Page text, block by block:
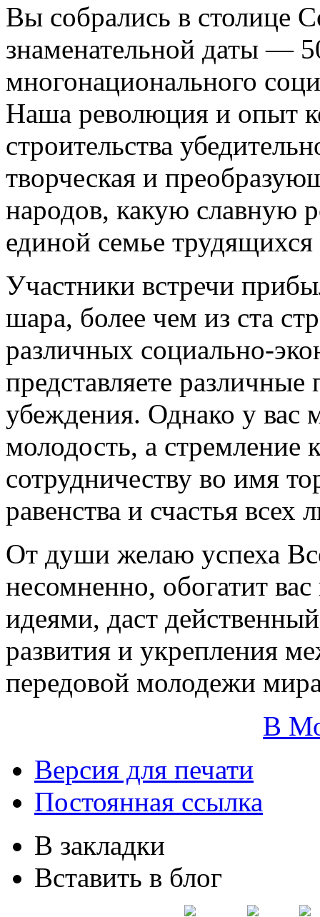
Вы собрались в столице
знаменательной даты —
многонационального
Наша революция и опыт
строительства
творческая и
народов, какую славную
единой семье
Участники встречи
шара, более чем из ста
различных социально-
представляете
убеждения. Однако у вас
молодость, а
сотрудничеству во имя
равенства и счастья всех
От души желаю успеха
несомненно, обогатит
идеями, даст
развития и укрепления
передовой молодежи
В
Версия для печати
Постоянная ссылка
В закладки
Вставить в блог